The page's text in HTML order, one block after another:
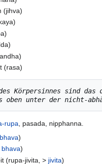
(jihva)
(rasa)
Körpersinnes sind das
oben unter der nicht-
rupa , pasada, nipphanna.
bhava)
bhava)
(rupa-jivita, > jivita)